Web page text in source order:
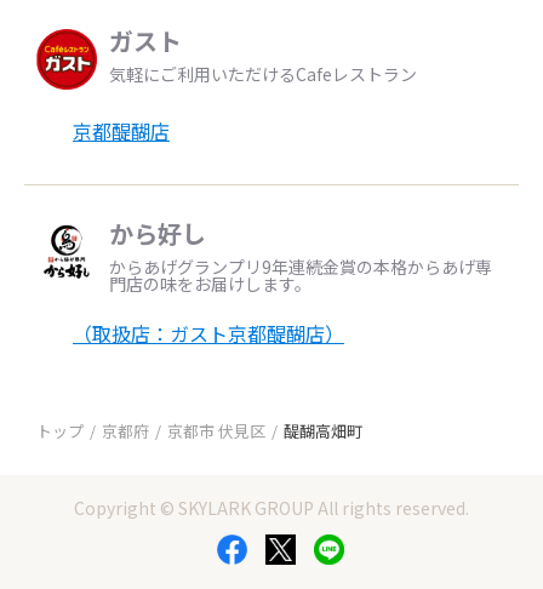
ガスト
気軽にご利用いただけるCafeレストラン
京都醍醐店
から好し
からあげグランプリ9年連続金賞の本格からあげ専
門店の味をお届けします。
（取扱店：ガスト京都醍醐店）
トップ 京都府 京都市 伏見区 醍醐高畑町
Copyright © SKYLARK GROUP All rights reserved.